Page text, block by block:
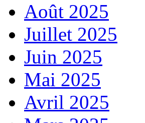
Août 2025
Juillet 2025
Juin 2025
Mai 2025
Avril 2025